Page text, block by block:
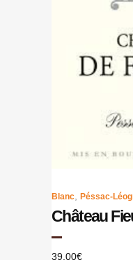
Blanc Péssac-
Château
39,00€